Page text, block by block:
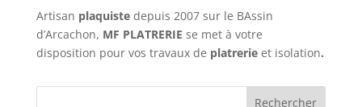
Artisan plaquistedepuis 2007 sur le BAssin
d’Arcachon, MF PLATRERIE se met à votre
disposition pour vos travaux de platrerieet isolation.